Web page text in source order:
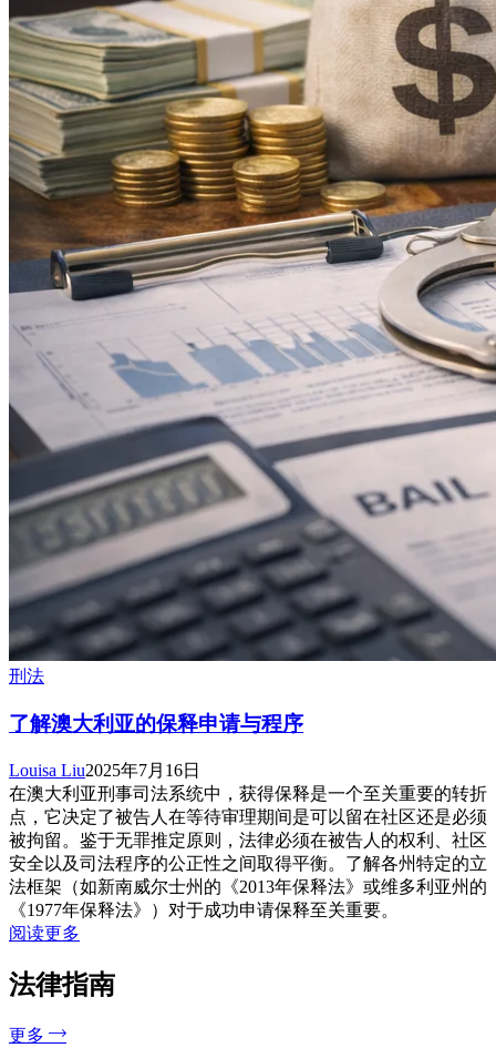
刑法
了解澳大利亚的保释申请与程序
Louisa Liu2025年7月16日
在澳大利亚刑事司法系统中，获得保释是一个至关重要的转折
点，它决定了被告人在等待审理期间是可以留在社区还是必须
被拘留。鉴于无罪推定原则，法律必须在被告人的权利、社区
安全以及司法程序的公正性之间取得平衡。了解各州特定的立
法框架（如新南威尔士州的《2013年保释法》或维多利亚州的
《1977年保释法》）对于成功申请保释至关重要。
阅读更多
法律指南
更多